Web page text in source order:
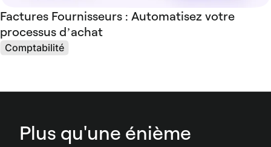
Factures Fournisseurs : Automatisez votre
processus d’achat
Comptabilité
Plus qu'une énième